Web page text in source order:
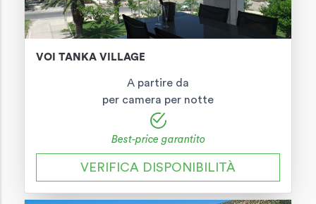
VOI TANKA VILLAGE
A partire da
per camera per notte
Best-price garantito
VERIFICA DISPONIBILITÀ